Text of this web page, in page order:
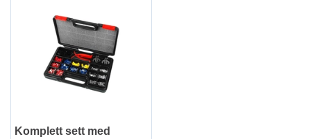
Komplett sett med